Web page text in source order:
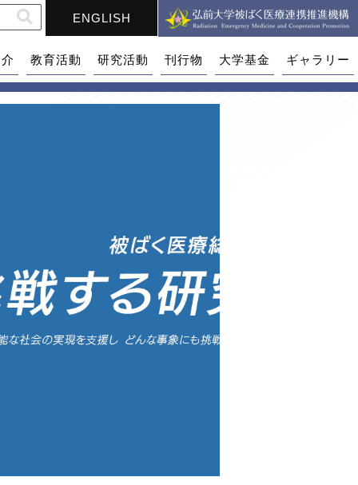
ENGLISH
教育活動 研究活動 刊行物 大学基金 ギャラリー